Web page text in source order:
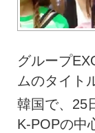
グループ
ムのタイト
韓国で、25
K-POPの中